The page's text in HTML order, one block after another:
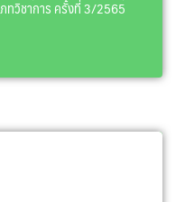
ทวิชาการ ครั้งที่ 3/2565